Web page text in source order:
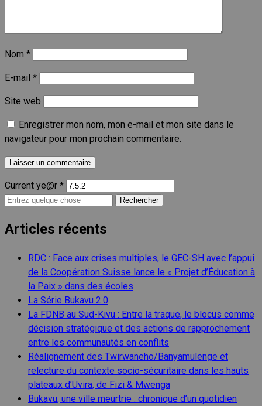
Nom *
E-mail *
Site web
Enregistrer mon nom, mon e-mail et mon site dans le
navigateur pour mon prochain commentaire.
Current ye@r *
Recherche
Articles récents
RDC : Face aux crises multiples, le GEC-SH avec l’appui
de la Coopération Suisse lance le « Projet d’Éducation à
la Paix » dans des écoles
La Série Bukavu 2.0
La FDNB au Sud-Kivu : Entre la traque, le blocus comme
décision stratégique et des actions de rapprochement
entre les communautés en conflits
Réalignement des Twirwaneho/Banyamulenge et
relecture du contexte socio-sécuritaire dans les hauts
plateaux d’Uvira, de Fizi & Mwenga
Bukavu, une ville meurtrie : chronique d’un quotidien